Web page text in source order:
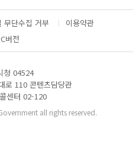
서
다
운
드
무단수집 거부
이용약관
버전
청 04524
로 110 콘텐츠담당관
센터 02-120
all rights reserved.